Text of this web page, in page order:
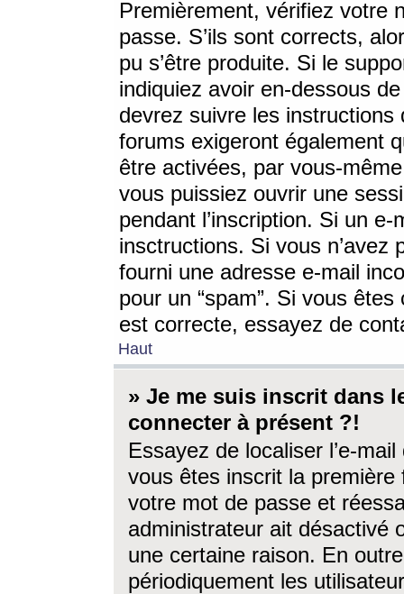
Premièrement, vérifiez votre
passe. S’ils sont corrects,
pu s’être produite. Si le
indiquiez avoir en-dessous
devrez suivre les
forums exigeront également
être activées, par vous-
vous puissiez ouvrir une
pendant l’inscription. Si un
insctructions. Si vous n’avez
fourni une adresse e-mail
pour un “spam”. Si vous
est correcte, essayez de
Haut
» Je me suis inscrit dans
connecter à présent ?!
Essayez de localiser l’e-
vous êtes inscrit la première
votre mot de passe et
administrateur ait désactivé
une certaine raison. En
périodiquement les